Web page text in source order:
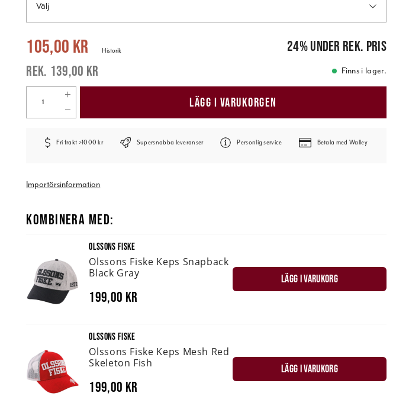
Välj
Nuvarande pris:105,00 kr
105,00 kr
139,00 kr
Historik 24%under rek. pris
Finns i lager.
LÄGG I VARUKORGEN
Fri frakt >1000 kr Supersnabba leveranser Personlig service Betala med Walley
Importörsinformation
KOMBINERA MED:
OLSSONS FISKE
Olssons Fiske Keps Snapback
Black Gray
199,00 kr
LÄGG I VARUKORG
OLSSONS FISKE
Olssons Fiske Keps Mesh Red
Skeleton Fish
199,00 kr
LÄGG I VARUKORG